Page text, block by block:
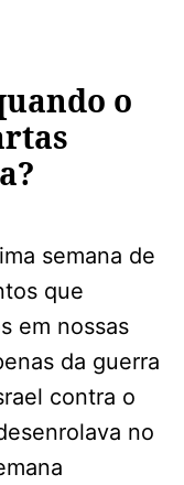
o
semana de
que
em nossas
da guerra
contra o
no